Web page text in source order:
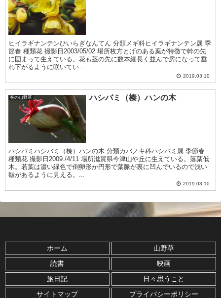
ヒイラギナンテンひいらぎなんてん 分類メギ科ヒイラギナンテン属 季
節春 種類花 撮影日2003/05/02 場所枚方とげのある葉が特徴で幹の先
に固まって生えている。花も茎の先に数本細長く並んで房になって垂
れ下がるように咲いてい...
2019.03.10
春の山野草 ハシバミ（榛）ハンの木
ハシバミハシバミ（榛）ハンの木 分類カバノキ科ハシバミ属 季節春
種類花 撮影日2009./4/11 場所滋賀県今津山や丘に生えている。落葉低
木。若葉は濃い緑色で倒卵形か円形で葉脈が裏に凹んでいるので浅い
皺があるように見える。...
2019.03.10
ホーム
山野草
読書
映画
旅日記
日々思うこと
サイトマップ
プライバシーポリシー